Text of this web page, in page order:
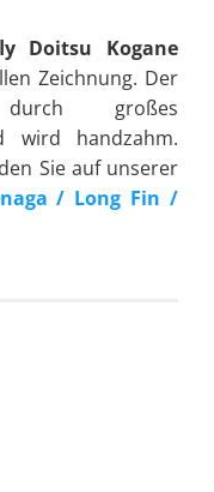
Doitsu Kogane
Zeichnung. Der
großes
wird handzahm.
Sie auf unserer
/ Long Fin /